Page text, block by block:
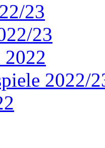
23
23
2022
2022/